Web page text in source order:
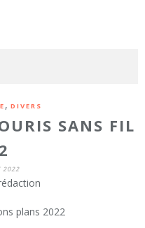
, DIVERS
SANS FIL
2022